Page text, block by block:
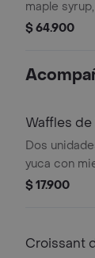
maple
porción de
$ 64.900
Waffles de
Dos
yuca con
$ 17.900
Croissant